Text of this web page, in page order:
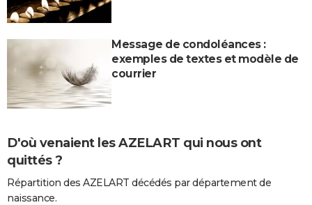
Message de condoléances :
exemples de textes et modèle de
courrier
D'où venaient les AZELART qui nous ont
quittés ?
Répartition des AZELART décédés par département de
naissance.